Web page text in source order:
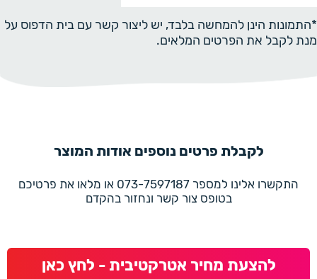
*התמונות הינן להמחשה בלבד, יש ליצור קשר עם בית הדפוס על
מנת לקבל את הפרטים המלאים.
לקבלת פרטים נוספים אודות המוצר
התקשרו אלינו למספר 073-7597187 או מלאו את פרטיכם
בטופס צור קשר ונחזור בהקדם
להצעת מחיר אטרקטיבית - לחץ כאן